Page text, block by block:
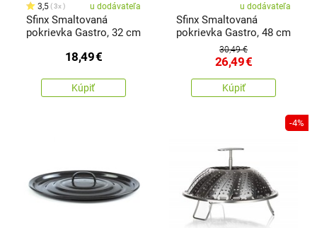
3,5 3x u dodávateľa
Sfinx Smaltovaná
pokrievka Gastro, 32 cm
18,49€
Kúpiť
u dodávateľa
Sfinx Smaltovaná
pokrievka Gastro, 48 cm
30,49 €
26,49€
Kúpiť
-4%